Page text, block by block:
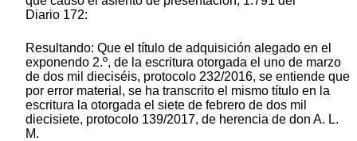
Diario 172:
Resultando: Que el título de adquisición alegado en el
exponendo 2.º, de la escritura otorgada el uno de marzo
de dos mil dieciséis, protocolo 232/2016, se entiende que
por error material, se ha transcrito el mismo título en la
escritura la otorgada el siete de febrero de dos mil
diecisiete, protocolo 139/2017, de herencia de don A. L.
M.